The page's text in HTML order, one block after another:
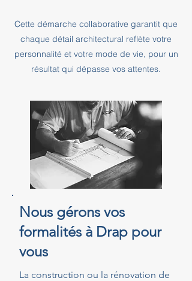
Cette démarche collaborative garantit que
chaque détail architectural reflète votre
personnalité et votre mode de vie, pour un
résultat qui dépasse vos attentes.
Nous gérons vos
formalités à Drap pour
vous
La construction ou la rénovation de